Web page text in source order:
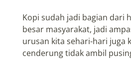
Kopi sudah jadi bagian dari
besar masyarakat, jadi
urusan kita sehari-hari juga
cenderung tidak ambil